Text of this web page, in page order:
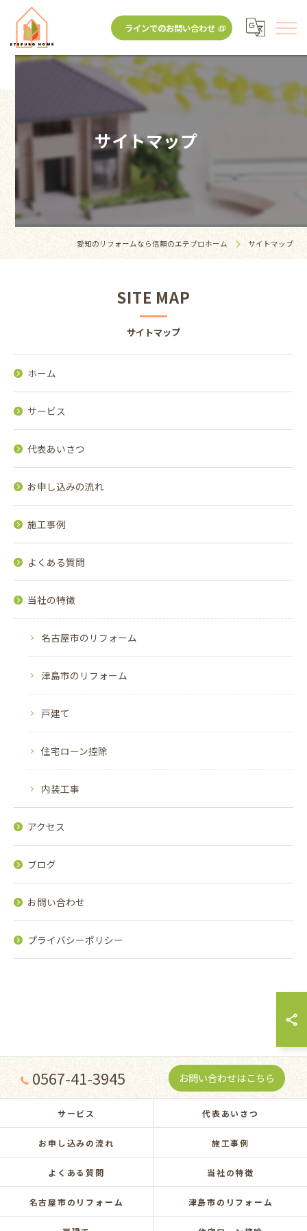
ラインでのお問い合わせ
サイトマップ
愛知のリフォームなら信頼のエテプロホーム サイトマップ
サイトマップ
SITE MAP
ホーム
サービス
代表あいさつ
お申し込みの流れ
施工事例
よくある質問
当社の特徴
名古屋市のリフォーム
津島市のリフォーム
戸建て
住宅ローン控除
内装工事
アクセス
ブログ
お問い合わせ
プライバシーポリシー
0567-41-3945 お問い合わせはこちら
サービス 代表あいさつ
お申し込みの流れ 施工事例
よくある質問 当社の特徴
名古屋市のリフォーム 津島市のリフォーム